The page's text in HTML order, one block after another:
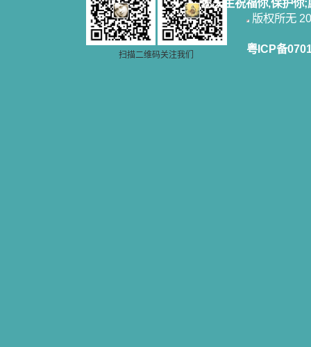
扫描二维码关注我们
愿天主祝福你,保护你
版权所无
粤ICP备